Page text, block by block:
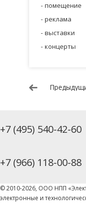
помещение
реклама
выставки
концерты
+7 (495) 540-42-60
+7 (966) 118-00-88
© 2010-2026, ООО НПП
электронные и